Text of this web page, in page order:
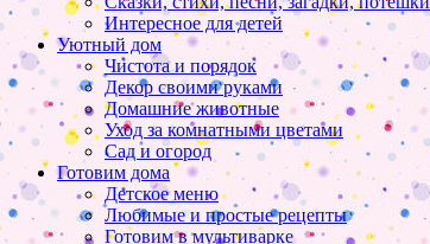
Интересное для детей
Уютный дом
Чистота и порядок
Декор своими руками
Домашние животные
Уход за комнатными цветами
Сад и огород
Готовим дома
Детское меню
Любимые и простые рецепты
Готовим в мультиварке